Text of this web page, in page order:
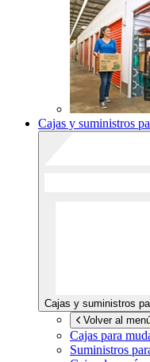
Cajas y suministros
Cajas y suministros
Volver al
Cajas para
Suministros